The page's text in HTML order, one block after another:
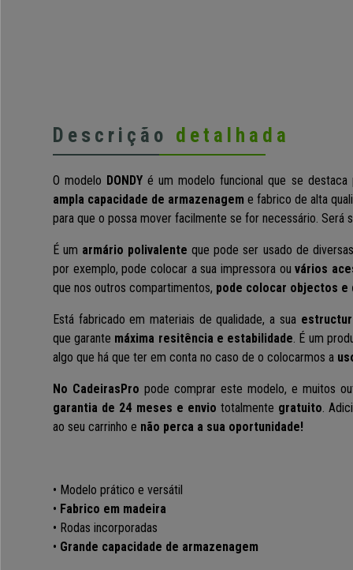
Descrição detalhada
O modelo DONDY é um modelo funcional que se destaca
ampla capacidade de armazenagem e fabrico de alta
para que o possa mover facilmente se for necessário. Será
É um armário polivalente que pode ser usado de
por exemplo, pode colocar a sua impressora ouvários
que nos outros compartimentos, pode colocar objectos e
Está fabricado em materiais de qualidade, a sua
que garante máxima resitência e estabilidade. É um
algo que há que ter em conta no caso de o colocarmos a
No CadeirasPro pode comprar este modelo, e muitos
garantia de 24 meses e envio totalmente gratuito.
ao seu carrinho e não perca a sua oportunidade!
• Modelo prático e versátil
• Fabrico em madeira
• Rodas incorporadas
• Grande capacidade de armazenagem